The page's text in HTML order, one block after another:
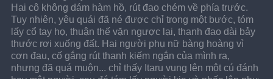
Hai cô không dám hàm hồ, rút đao chém về phía trước.
Tuy nhiên, yêu quái đã né được chỉ trong một bước, tóm
lấy cổ tay họ, thuận thế vặn ngược lại, thanh đao dài bảy
thước rơi xuống đất. Hai người phụ nữ bàng hoàng vì
cơn đau, cố gắng rút thanh kiếm ngắn của mình ra,
nhưng đã quá muộn... chỉ thấy Itaru vung lên một cú đánh